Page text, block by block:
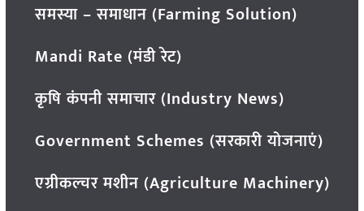
समस्या – समाधान (Farming Solution)
Mandi Rate (मंडी रेट)
कृषि कंपनी समाचार (Industry News)
Government Schemes (सरकारी योजनाएं)
एग्रीकल्चर मशीन (Agriculture Machinery)